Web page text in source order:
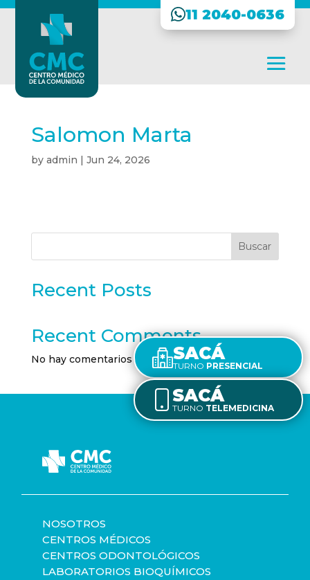
11 2040-0636
Salomon Marta
by admin | Jun 24, 2026
Buscar
Recent Posts
Recent Comments
No hay comentarios que mostrar.SACÁ
TURNO PRESENCIAL
SACÁ
TURNO TELEMEDICINA
NOSOTROS
CENTROS MÉDICOS
CENTROS ODONTOLÓGICOS
LABORATORIOS BIOQUÍMICOS